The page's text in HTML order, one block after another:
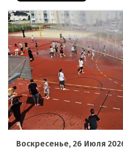
Воскресенье, 26 Июля